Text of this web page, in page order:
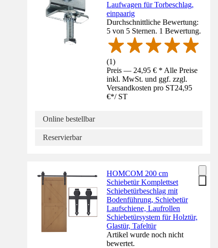
Laufwagen für Torbeschlag,
einpaarig
Durchschnittliche Bewertung:
5 von 5 Sternen. 1 Bewertung.
(1)
Preis — 24,95 € * Alle Preise
inkl. MwSt. und ggf. zzgl.
Versandkosten pro ST24,95
€*/ ST
Online bestellbar
Reservierbar
HOMCOM 200 cm
Schiebetür Komplettset
Schiebetürbeschlag mit
Bodenführung, Schiebetür
Laufschiene, Laufrollen
Schiebetürsystem für Holztür,
Glastür, Tafeltür
Artikel wurde noch nicht
bewertet.